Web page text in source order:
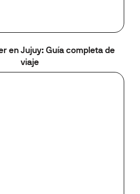
en Jujuy: Guía completa de
viaje